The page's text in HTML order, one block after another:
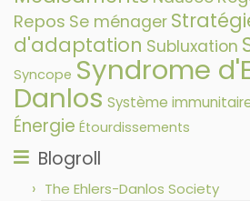
Repos Se ménager
d'adaptation Subluxation
Syncope Syndrome
Danlos Système
Énergie Étourdissements
Blogroll
The Ehlers-Danlos Society